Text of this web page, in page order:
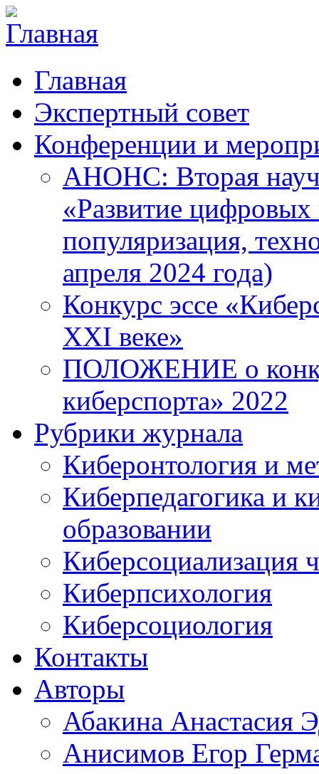
Главная
Экспертный совет
Конференции и
АНОНС: Вторая
«Развитие цифровых
популяризация,
апреля 2024 года)
Конкурс эссе
XXI веке»
ПОЛОЖЕНИЕ о
киберспорта» 2022
Рубрики журнала
Киберонтология и
Киберпедагогика и
образовании
Киберсоциализация
Киберпсихология
Киберсоциология
Контакты
Авторы
Абакина Анастасия
Анисимов Егор